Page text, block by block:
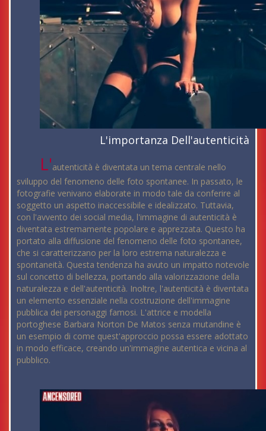
L'importanza Dell'autenticità
L'autenticità è diventata un tema centrale nello
sviluppo del fenomeno delle foto spontanee. In passato, le
fotografie venivano elaborate in modo tale da conferire al
soggetto un aspetto inaccessibile e idealizzato. Tuttavia,
con l'avvento dei social media, l'immagine di autenticità è
diventata estremamente popolare e apprezzata. Questo ha
portato alla diffusione del fenomeno delle foto spontanee,
che si caratterizzano per la loro estrema naturalezza e
spontaneità. Questa tendenza ha avuto un impatto notevole
sul concetto di bellezza, portando alla valorizzazione della
naturalezza e dell'autenticità. Inoltre, l'autenticità è diventata
un elemento essenziale nella costruzione dell'immagine
pubblica dei personaggi famosi. L'attrice e modella
portoghese Barbara Norton De Matos senza mutandine è
un esempio di come quest'approccio possa essere adottato
in modo efficace, creando un'immagine autentica e vicina al
pubblico.